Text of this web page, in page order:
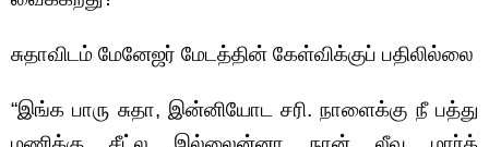
சுதாவிடம் மேனேஜர் மேடத்தின் கேள்விக்குப் பதிலில்லை
“இங்க பாரு சுதா, இன்னியோட சரி. நாளைக்கு நீ பத்து